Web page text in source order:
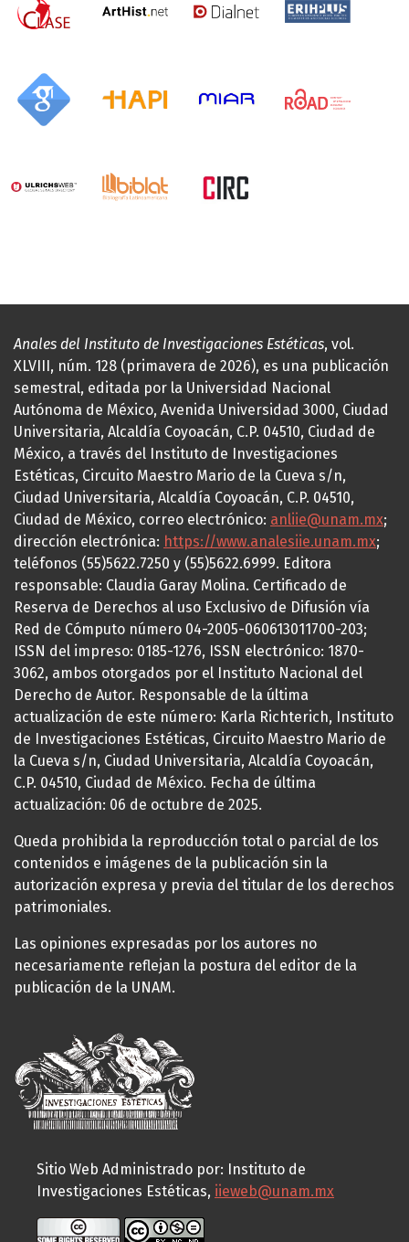
Anales del Instituto de Investigaciones Estéticas, vol.
XLVIII, núm. 128 (primavera de 2026), es una publicación
semestral, editada por la Universidad Nacional
Autónoma de México, Avenida Universidad 3000, Ciudad
Universitaria, Alcaldía Coyoacán, C.P. 04510, Ciudad de
México, a través del Instituto de Investigaciones
Estéticas, Circuito Maestro Mario de la Cueva s/n,
Ciudad Universitaria, Alcaldía Coyoacán, C.P. 04510,
Ciudad de México, correo electrónico: anliie@unam.mx;
dirección electrónica: https://www.analesiie.unam.mx;
teléfonos (55)5622.7250 y (55)5622.6999. Editora
responsable: Claudia Garay Molina. Certificado de
Reserva de Derechos al uso Exclusivo de Difusión vía
Red de Cómputo número 04-2005-060613011700-203;
ISSN del impreso: 0185-1276, ISSN electrónico: 1870-
3062, ambos otorgados por el Instituto Nacional del
Derecho de Autor. Responsable de la última
actualización de este número: Karla Richterich, Instituto
de Investigaciones Estéticas, Circuito Maestro Mario de
la Cueva s/n, Ciudad Universitaria, Alcaldía Coyoacán,
C.P. 04510, Ciudad de México. Fecha de última
actualización: 06 de octubre de 2025.
Queda prohibida la reproducción total o parcial de los
contenidos e imágenes de la publicación sin la
autorización expresa y previa del titular de los derechos
patrimoniales.
Las opiniones expresadas por los autores no
necesariamente reflejan la postura del editor de la
publicación de la UNAM.
Sitio Web Administrado por: Instituto de
Investigaciones Estéticas, iieweb@unam.mx